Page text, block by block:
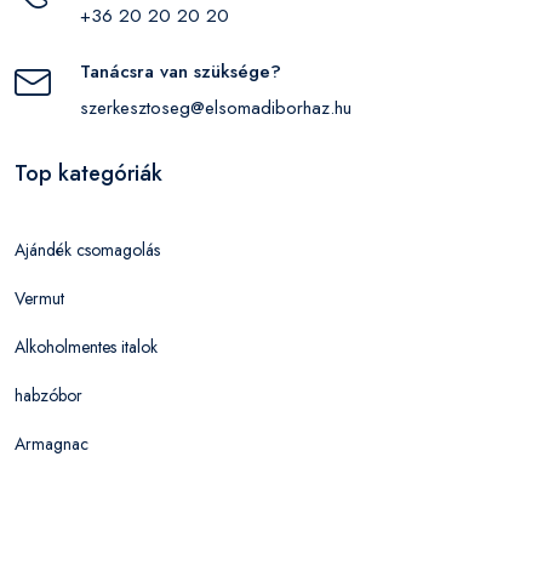
+36 20 20 20 20
Tanácsra van szüksége?
szerkesztoseg@elsomadiborhaz.hu
Top kategóriák
Ajándék csomagolás
Vermut
Alkoholmentes italok
habzóbor
Armagnac